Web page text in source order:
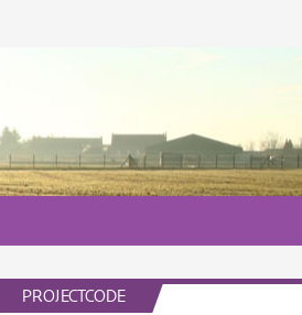
PROJECTCODE